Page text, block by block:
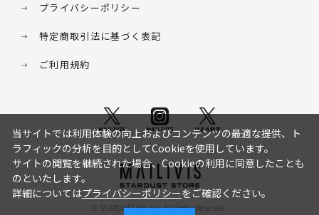
プライバシーポリシー
特定商取引法に基づく表記
ご利用規約
© STARDUST HD. inc. All Rights Reserved.
当サイトでは利用体験の向上およびコンテンツの最適な提供、ト
ラフィックの分析を目的としてCookieを使用しています。
サイトの閲覧を継続された場合、Cookieの利用に同意したことも
のといたします。
詳細についてはプライバシーポリシーをご確認ください。